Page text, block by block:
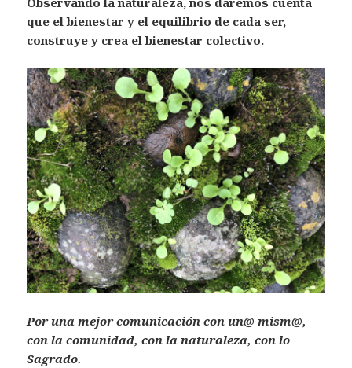
que el bienestar y el equilibrio de cada ser,
construye y crea el bienestar colectivo.
Por una mejor comunicación con un@ mism@,
con la comunidad, con la naturaleza, con lo
Sagrado.